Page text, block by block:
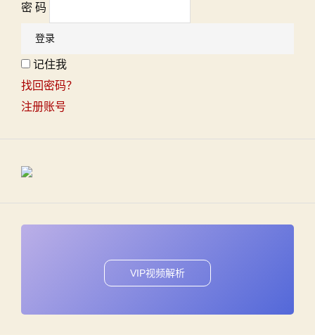
密 码
记住我
找回密码？
注册账号
VIP视频解析